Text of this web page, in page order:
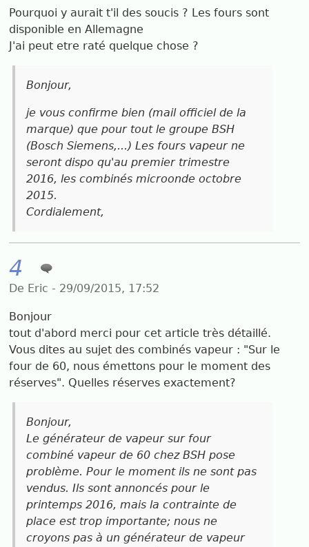
Pourquoi y aurait t'il des soucis ? Les fours sont
disponible en Allemagne
J'ai peut etre raté quelque chose ?
Bonjour,
je vous confirme bien (mail officiel de la
marque) que pour tout le groupe BSH
(Bosch Siemens,...) Les fours vapeur ne
seront dispo qu'au premier trimestre
2016, les combinés microonde octobre
2015.
Cordialement,
4
De Eric - 29/09/2015, 17:52
Bonjour
tout d'abord merci pour cet article très détaillé.
Vous dites au sujet des combinés vapeur : "Sur le
four de 60, nous émettons pour le moment des
réserves". Quelles réserves exactement?
Bonjour,
Le générateur de vapeur sur four
combiné vapeur de 60 chez BSH pose
problème. Pour le moment ils ne sont pas
vendus. Ils sont annoncés pour le
printemps 2016, mais la contrainte de
place est trop importante; nous ne
croyons pas à un générateur de vapeur